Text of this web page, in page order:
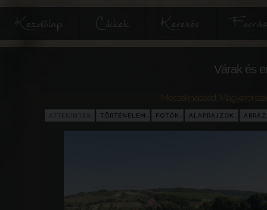
Kezdőlap Cikkek Keresés
Várak és
TÖRTÉNELEM FOTÓK ALAPRAJZOK